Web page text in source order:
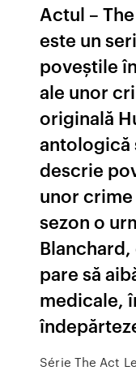
Actul –
este un
poveștile
ale unor
originală
antologică
descrie
unor
sezon o
pare să
medicale,
Série The Act